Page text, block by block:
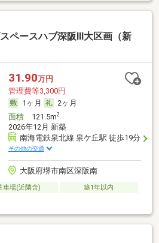
ペースハブ深阪Ⅲ大区画（新
31.90万円
管理費等3,300円
1ヶ月
2ヶ月
面積121.5m2
2026年12月 新築
南海電鉄泉北線 泉ケ丘駅 徒歩19分
その他の交通
大阪府堺市南区深阪南
車場(近隣含)
築1年以内